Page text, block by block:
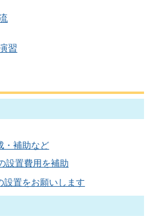
習
・補助など
設置費用を補助
設置をお願いします